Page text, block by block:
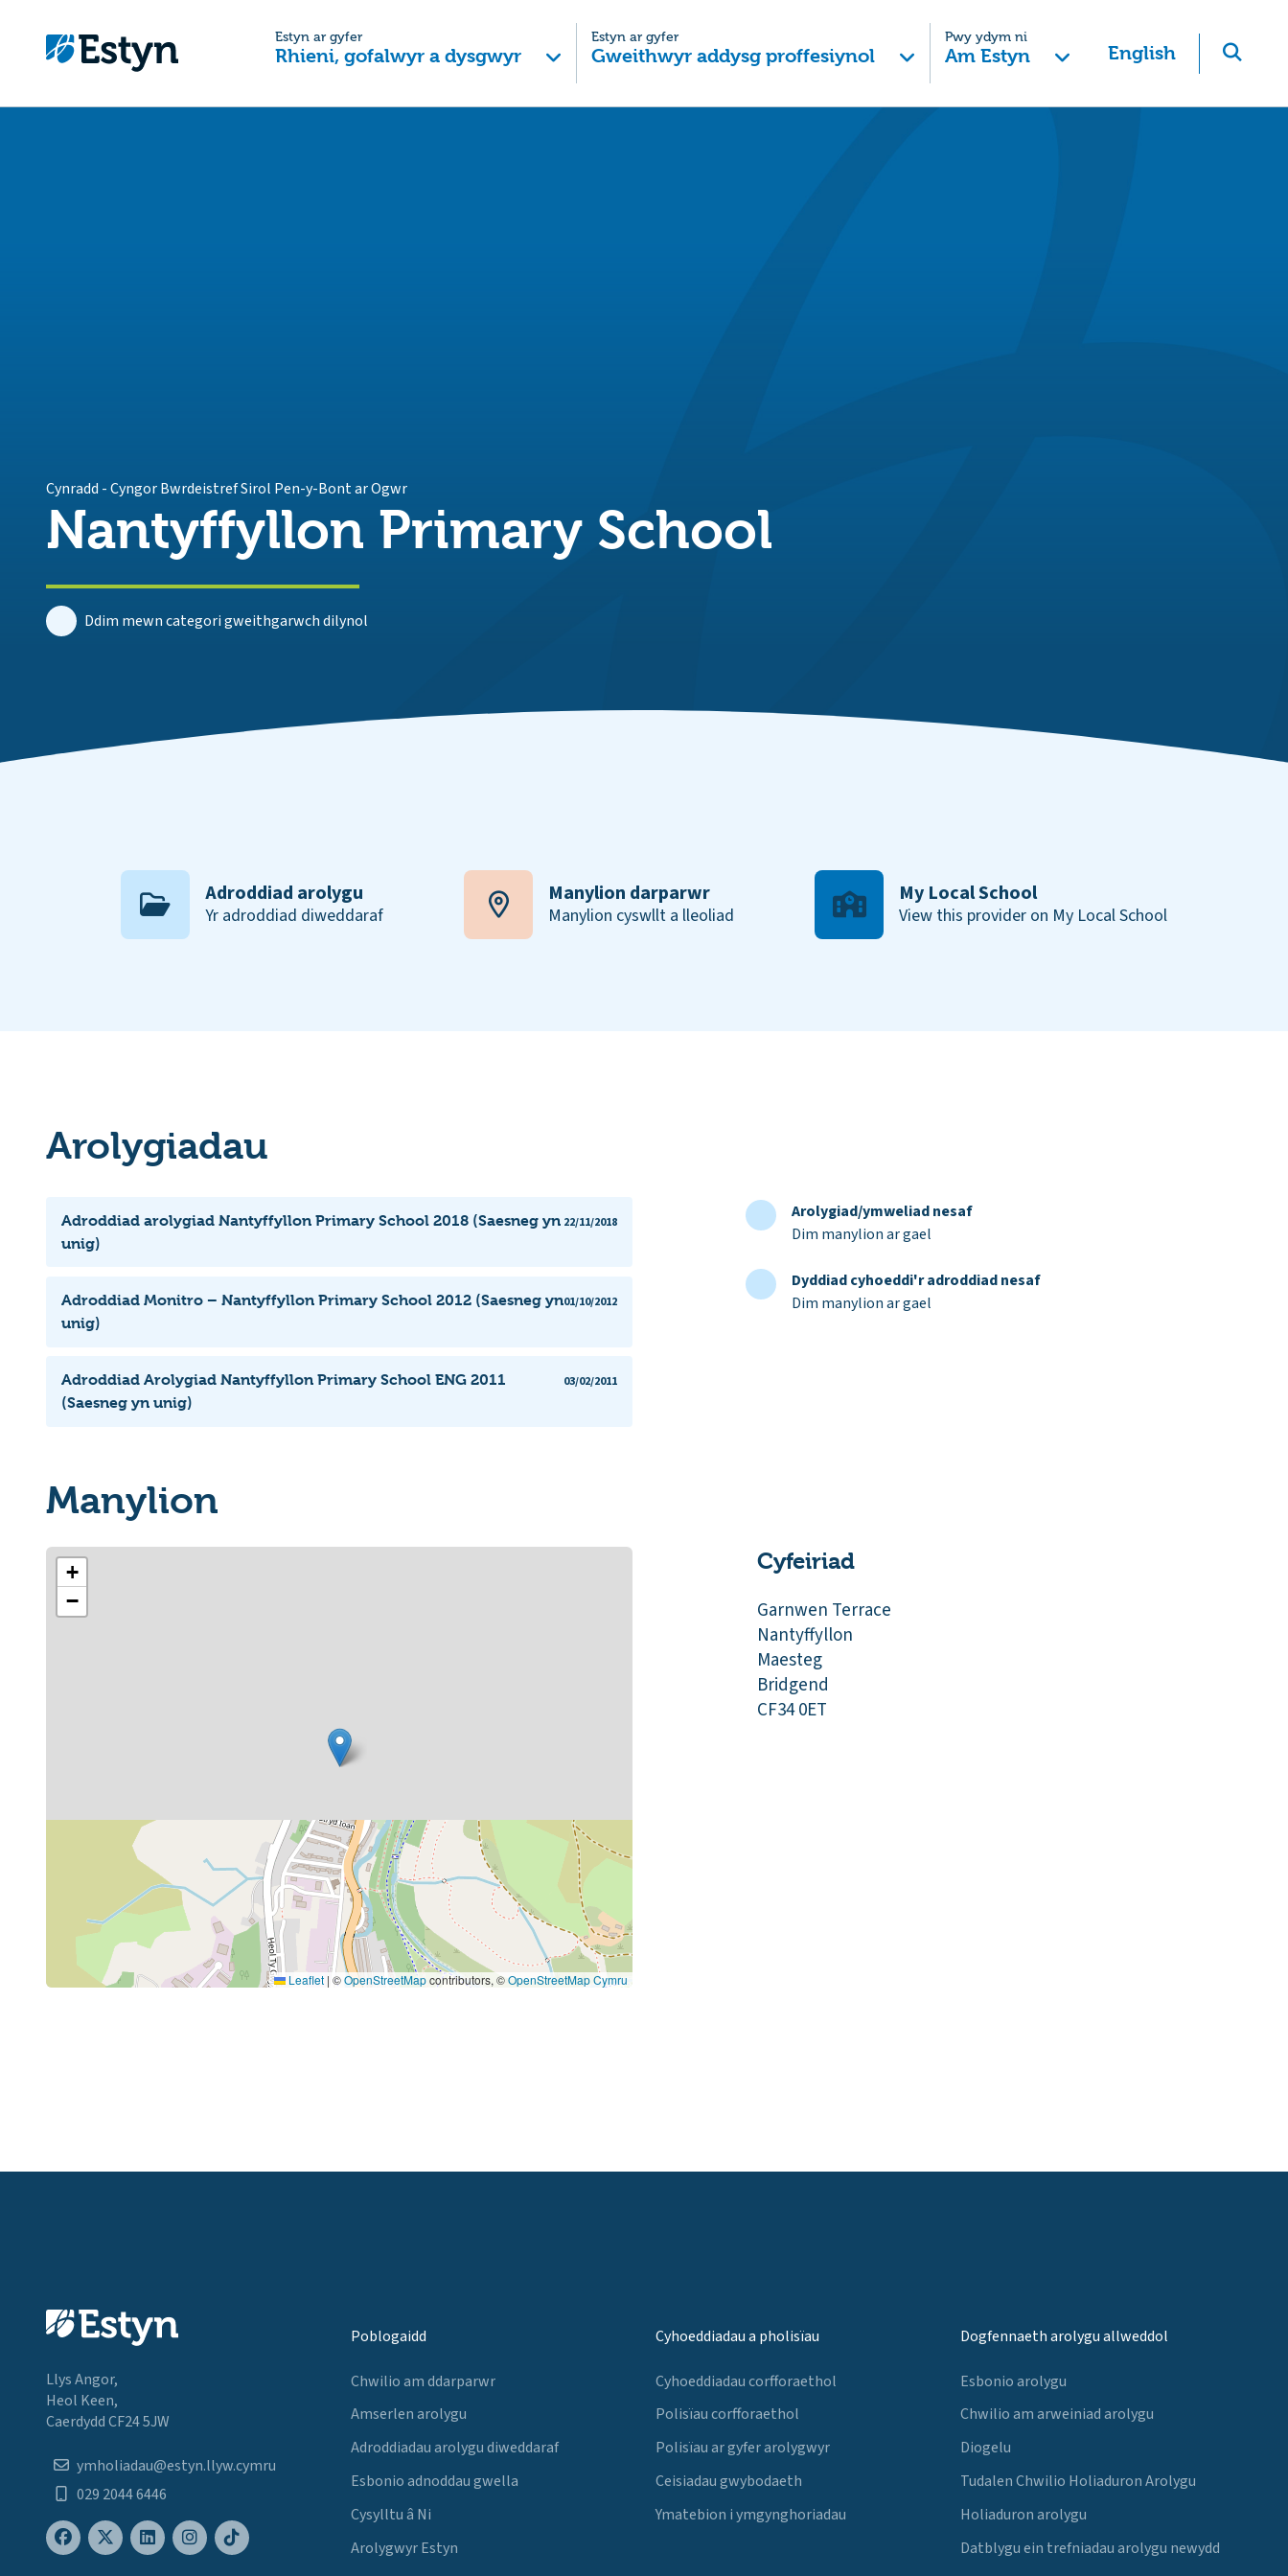
Estyn ar gyfer
Rhieni, gofalwyr a dysgwyr
Estyn ar gyfer
Gweithwyr addysg proffesiynol
Pwy ydym ni
Am Estyn English
Cynradd -Cyngor Bwrdeistref Sirol Pen-y-Bont ar Ogwr
Nantyffyllon Primary School
Ddim mewn categori gweithgarwch dilynol
Adroddiad arolygu
Yr adroddiad diweddaraf
Manylion darparwr
Manylion cyswllt a lleoliad
My Local School
View this provider on My Local School
Arolygiadau
Adroddiad arolygiad Nantyffyllon Primary School 2018 (Saesneg yn
unig)
22/11/2018
Adroddiad Monitro – Nantyffyllon Primary School 2012 (Saesneg yn
unig)
01/10/2012
Adroddiad Arolygiad Nantyffyllon Primary School ENG 2011
(Saesneg yn unig)
03/02/2011
Arolygiad/ymweliad nesaf
Dim manylion ar gael
Dyddiad cyhoeddi'r adroddiad nesaf
Dim manylion ar gael
Manylion
+
−
Leaflet | ©OpenStreetMapcontributors, ©OpenStreetMap Cymru
Cyfeiriad
Garnwen Terrace
Nantyffyllon
Maesteg
Bridgend
CF34 0ET
Llys Angor,
Heol Keen,
Caerdydd CF24 5JW
ymholiadau@estyn.llyw.cymru
029 2044 6446
Poblogaidd
Chwilio am ddarparwr
Amserlen arolygu
Adroddiadau arolygu diweddaraf
Esbonio adnoddau gwella
Cysylltu â Ni
Arolygwyr Estyn
Cyhoeddiadau a pholisïau
Cyhoeddiadau corfforaethol
Polisïau corfforaethol
Polisïau ar gyfer arolygwyr
Ceisiadau gwybodaeth
Ymatebion i ymgynghoriadau
Dogfennaeth arolygu allweddol
Esbonio arolygu
Chwilio am arweiniad arolygu
Diogelu
Tudalen Chwilio Holiaduron Arolygu
Holiaduron arolygu
Datblygu ein trefniadau arolygu newydd